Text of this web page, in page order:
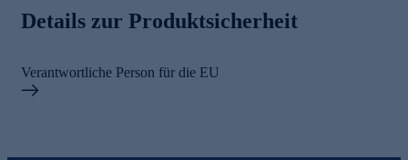
Details zur Produktsicherheit
Verantwortliche Person für die EU